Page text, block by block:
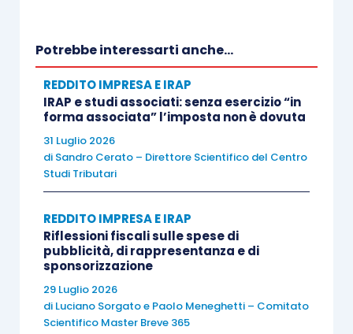
D.Lgs. 446/1997
, alla disciplina dettata
dall’articolo 113 D.Lgs. 385/1993 (Testo Unico in
materia bancaria e creditizia – Tub).
Secondo l’Amministrazione finanziaria, tale
richiamo non doveva più essere ritenuto valido a
seguito della sua
conseguenza, l’attività prevalente
nell’assunzione di partecipazioniavrebbe
dovuto essere valutata secondo il
patrimoniale.
Potrebbe interessarti anche...
REDDITO IMPRESA E IRAP
IRAP e studi associati: senza esercizio “in
forma associata” l’imposta non è dovuta
31 Luglio 2026
di Sandro Cerato – Direttore Scientifico del Centro
Studi Tributari
REDDITO IMPRESA E IRAP
Riflessioni fiscali sulle spese di
pubblicità, di rappresentanza e di
sponsorizzazione
29 Luglio 2026
di Luciano Sorgatoe Paolo Meneghetti – Comitato
Scientifico Master Breve 365